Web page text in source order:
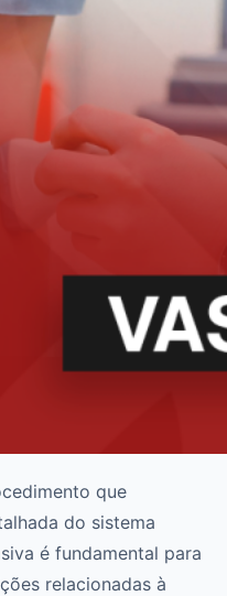
que
do sistema
é fundamental para
relacionadas à